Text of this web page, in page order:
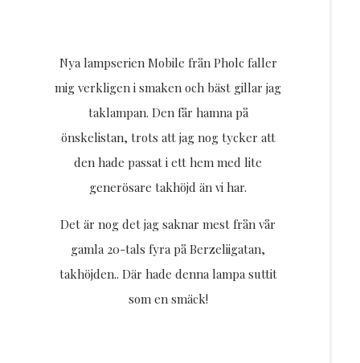
Nya lampserien Mobile från Pholc faller
mig verkligen i smaken och bäst gillar jag
taklampan. Den får hamna på
önskelistan, trots att jag nog tycker att
den hade passat i ett hem med lite
generösare takhöjd än vi har.
Det är nog det jag saknar mest från vår
gamla 20-tals fyra på Berzeliigatan,
takhöjden.. Där hade denna lampa suttit
som en smäck!